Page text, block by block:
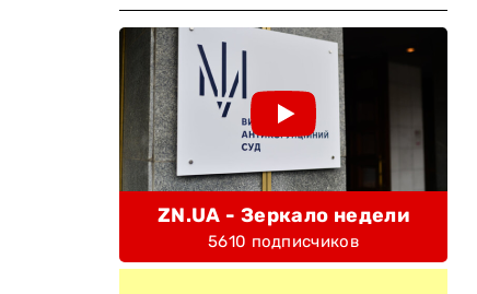
ZN.UA - Зеркало недели
5610 подписчиков